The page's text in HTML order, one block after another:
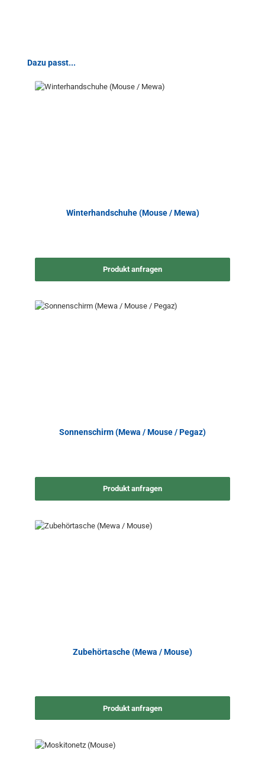
Produktgalerie überspringen
Dazu passt...
Winterhandschuhe (Mouse / Mewa)
Produkt anfragen
Sonnenschirm (Mewa / Mouse / Pegaz)
Produkt anfragen
Zubehörtasche (Mewa / Mouse)
Produkt anfragen